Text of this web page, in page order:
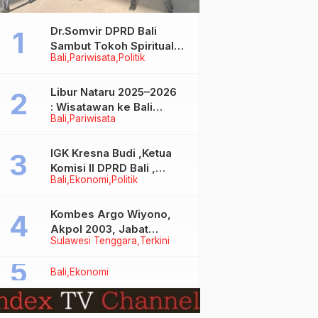
Bali Pariwisata Politik
Dr.Somvir DPRD Bali
Sambut Tokoh Spiritual
India Baba Bageshwar
Bali Pariwisata
Libur Nataru 2025–2026
: Wisatawan ke Bali
Meningkat, Isu Penurunan
Bali Ekonomi Politik
IGK Kresna Budi ,Ketua
Komisi II DPRD Bali ,
Angkat Bicara Soal
Bersubsidi Jenis Solar
Sulawesi Tenggara Terkini
Kombes Argo Wiyono,
Akpol 2003, Jabat
Dirlantas Polda Sultra
Bali Ekonomi